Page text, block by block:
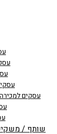
עסקים
שותף /